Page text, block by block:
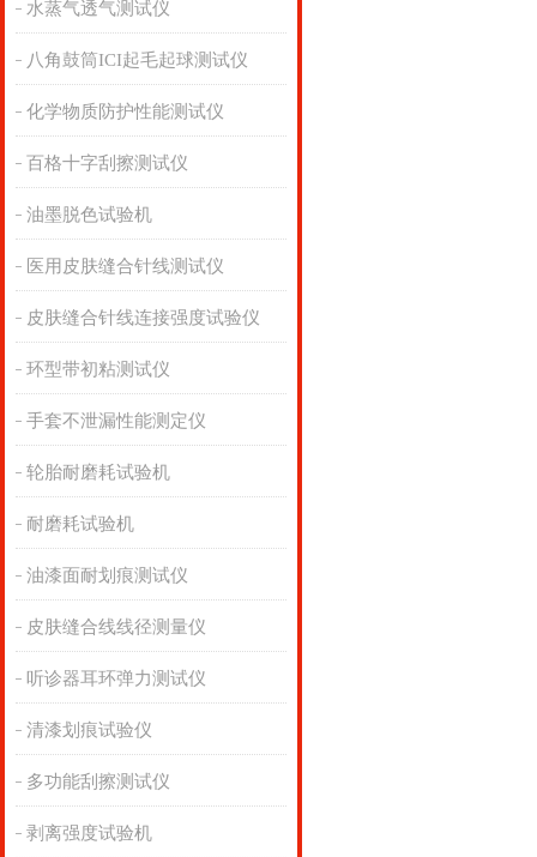
水蒸气透气测试仪
八角鼓筒ICI起毛起球测试仪
化学物质防护性能测试仪
百格十字刮擦测试仪
油墨脱色试验机
医用皮肤缝合针线测试仪
皮肤缝合针线连接强度试验仪
环型带初粘测试仪
手套不泄漏性能测定仪
轮胎耐磨耗试验机
耐磨耗试验机
油漆面耐划痕测试仪
皮肤缝合线线径测量仪
听诊器耳环弹力测试仪
清漆划痕试验仪
多功能刮擦测试仪
剥离强度试验机